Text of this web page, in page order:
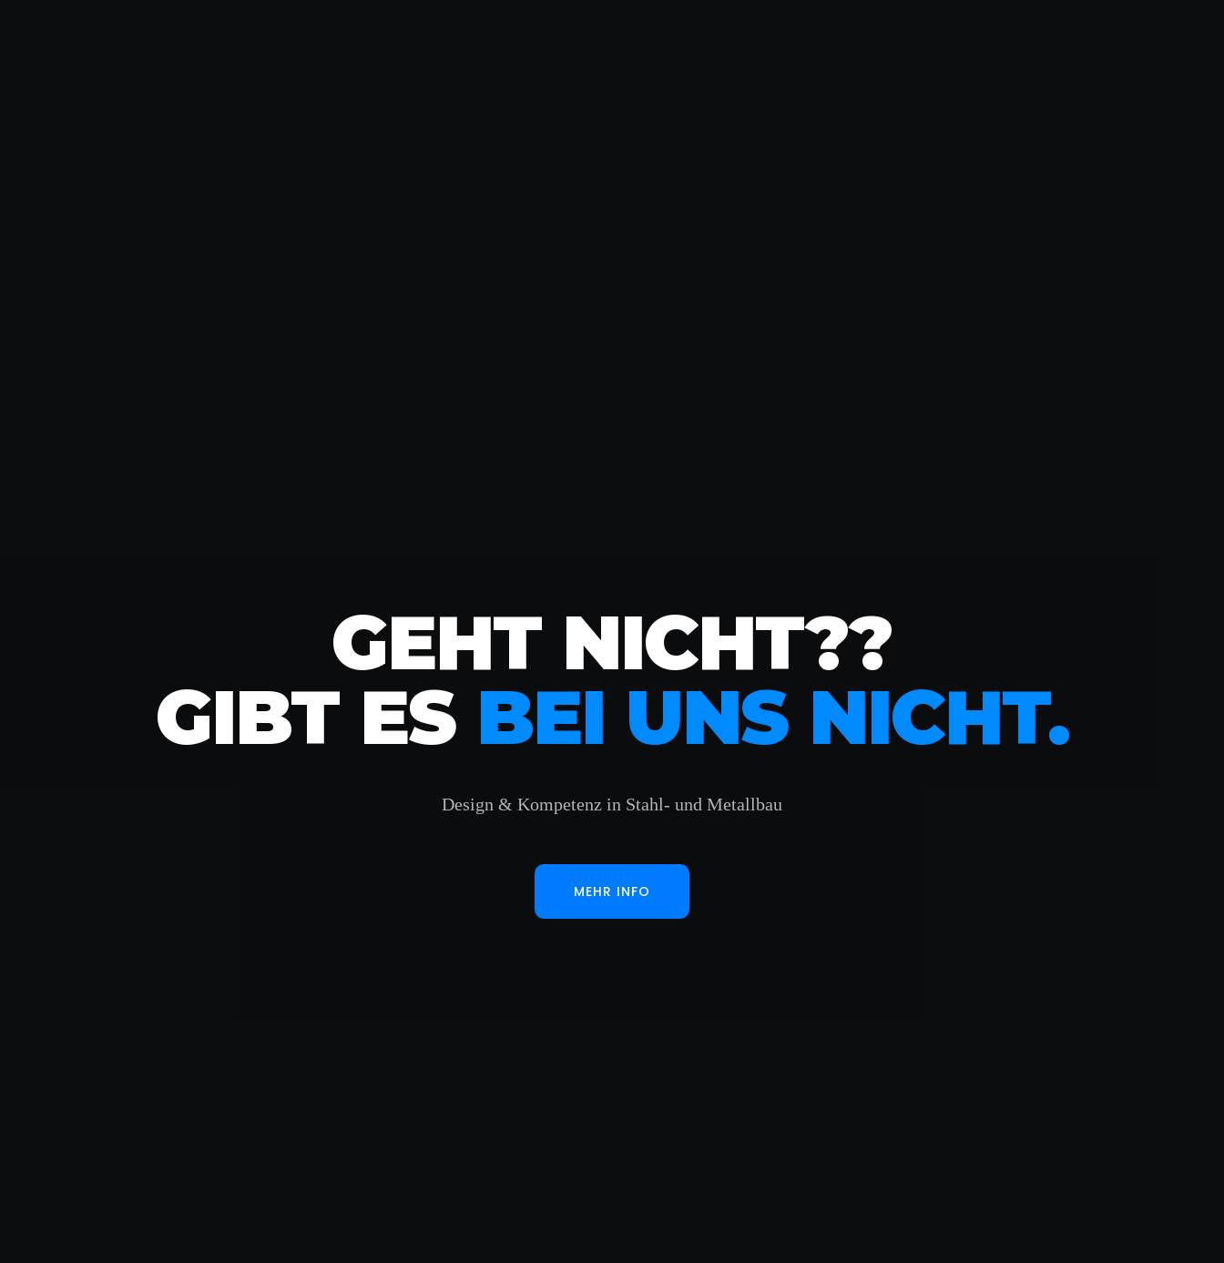
GEHT NICHT??
GIBT ES BEI UNS NICHT.
Design & Kompetenz in Stahl- und Metallbau
MEHR INFO